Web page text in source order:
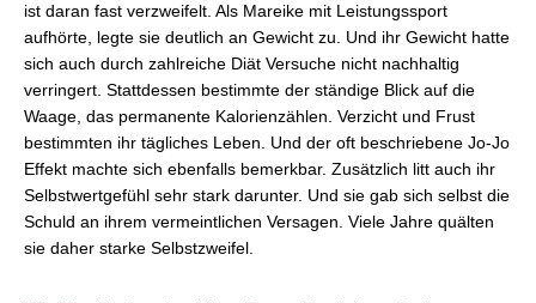
ist daran fast verzweifelt. Als Mareike mit Leistungssport
aufhörte, legte sie deutlich an Gewicht zu. Und ihr Gewicht hatte
sich auch durch zahlreiche Diät Versuche nicht nachhaltig
verringert. Stattdessen bestimmte der ständige Blick auf die
Waage, das permanente Kalorienzählen. Verzicht und Frust
bestimmten ihr tägliches Leben. Und der oft beschriebene Jo-Jo
Effekt machte sich ebenfalls bemerkbar. Zusätzlich litt auch ihr
Selbstwertgefühl sehr stark darunter. Und sie gab sich selbst die
Schuld an ihrem vermeintlichen Versagen. Viele Jahre quälten
sie daher starke Selbstzweifel.